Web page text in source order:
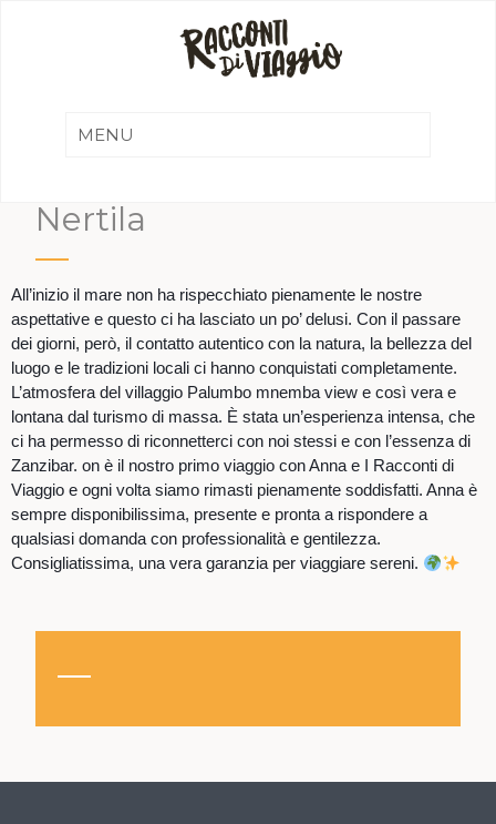
Nertila
All’inizio il mare non ha rispecchiato pienamente le nostre
aspettative e questo ci ha lasciato un po’ delusi. Con il passare
dei giorni, però, il contatto autentico con la natura, la bellezza del
luogo e le tradizioni locali ci hanno conquistati completamente.
L’atmosfera del villaggio Palumbo mnemba view e così vera e
lontana dal turismo di massa. È stata un’esperienza intensa, che
ci ha permesso di riconnetterci con noi stessi e con l’essenza di
Zanzibar. on è il nostro primo viaggio con Anna e I Racconti di
Viaggio e ogni volta siamo rimasti pienamente soddisfatti. Anna è
sempre disponibilissima, presente e pronta a rispondere a
qualsiasi domanda con professionalità e gentilezza.
Consigliatissima, una vera garanzia per viaggiare sereni.